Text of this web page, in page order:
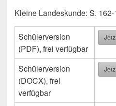
Kleine Landeskunde: S. 162-
Schülerversion
(PDF), frei verfügbar
Schülerversion
(DOCX), frei
verfügbar